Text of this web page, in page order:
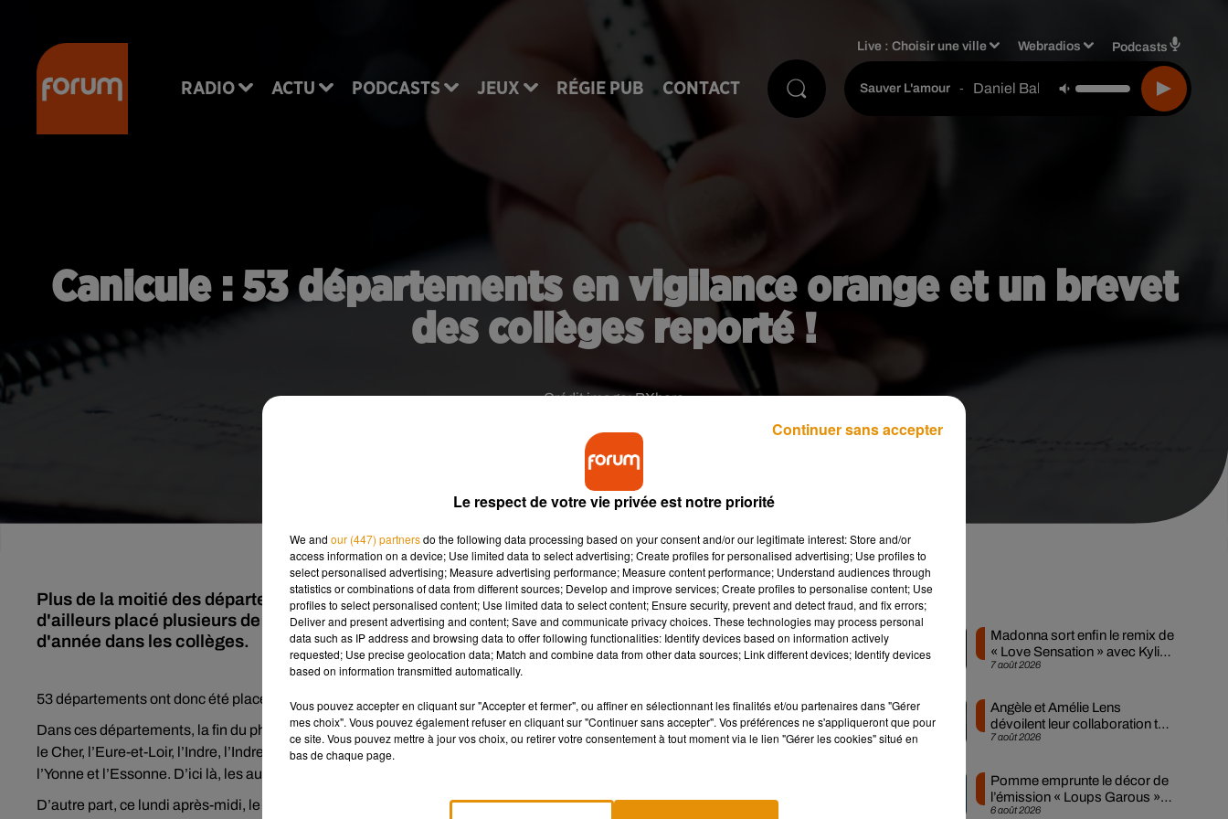
RADIO ACTU PODCASTS JEUX RÉGIE PUB CONTACT
Live :Choisir une ville Webradios Podcasts
Sauver L'amour - Daniel Balavoine
Canicule : 53 départements en vigilance orange et un brevet
des collèges reporté !
Crédit image:PXhere
Plus de la moitié des départements français affrontent la canicule de plein fouet. MétéoFrance a
d'ailleurs placé plusieurs de nos régions en vigilance orange. De quoi perturber les examens de fin
d'année dans les collèges.
53 départements ont donc été placés en alerte orange à la canicule par MétéoFrance
Dans ces départements, la fin du phénomène est prévue au plus tôt ce mercredi. Parmi eux, on retrouve l’Allier, la Charente,
le Cher, l’Eure-et-Loir, l’Indre, l’Indre-et-Loire, le Loir-et-Cher, la Saône-et-Loire, les Deux-Sèvres, la Vienne, la Haute-Vienne,
l’Yonne et l’Essonne. D’ici là, les autorités vous encouragent à bien vous hydrater et à vous protéger du soleil.
D’autre part, ce lundi après-midi, le ministre de l’Education nationale a annoncé le report des épreuves écrites du brevet des
Musique
7 août 2026
Madonna sort enfin le remix de
« Love Sensation » avec Kylie
Minogue
7 août 2026
Angèle et Amélie Lens
dévoilent leur collaboration tant
attendue
6 août 2026
Pomme emprunte le décor de
l’émission « Loups Garous »
pour son...
Le respect de votre vie privée est notre priorité
We and our (447) partnersdo the following data processing based on your consent and/or our legitimate interest: Store and/or
access information on a device; Use limited data to select advertising; Create profiles for personalised advertising; Use profiles to
select personalised advertising; Measure advertising performance; Measure content performance; Understand audiences through
statistics or combinations of data from different sources; Develop and improve services; Create profiles to personalise content; Use
profiles to select personalised content; Use limited data to select content; Ensure security, prevent and detect fraud, and fix errors;
Deliver and present advertising and content; Save and communicate privacy choices. These technologies may process personal
data such as IP address and browsing data to offer following functionalities: Identify devices based on information actively
requested; Use precise geolocation data; Match and combine data from other data sources; Link different devices; Identify devices
based on information transmitted automatically.
Vous pouvez accepter en cliquant sur "Accepter et fermer", ou affiner en sélectionnant les finalités et/ou partenaires dans "Gérer
mes choix". Vous pouvez également refuser en cliquant sur "Continuer sans accepter". Vos préférences ne s'appliqueront que pour
ce site. Vous pouvez mettre à jour vos choix, ou retirer votre consentement à tout moment via le lien "Gérer les cookies" situé en
bas de chaque page.
Continuer sans accepter